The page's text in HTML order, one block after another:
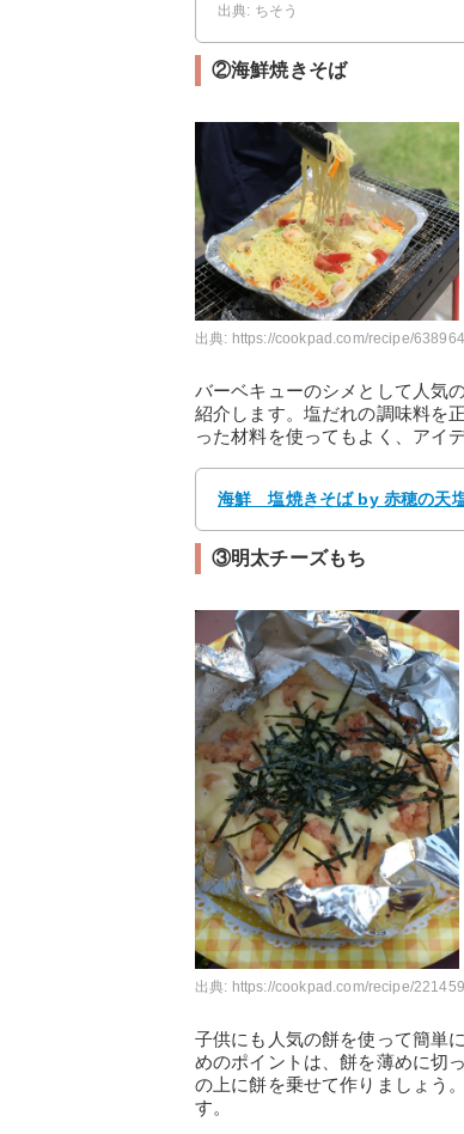
出典: ちそう
②海鮮焼きそば
出典: https://cookpad.com/recipe/
バーベキューのシメとして人気
紹介します。塩だれの調味料を
った材料を使ってもよく、アイ
海鮮 塩焼きそば by 赤穂の天
③明太チーズもち
出典: https://cookpad.com/recipe/
子供にも人気の餅を使って簡単
めのポイントは、餅を薄めに切
の上に餅を乗せて作りましょう
す。